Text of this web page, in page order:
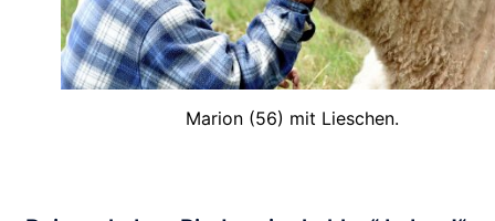
Marion (56) mit Lieschen.